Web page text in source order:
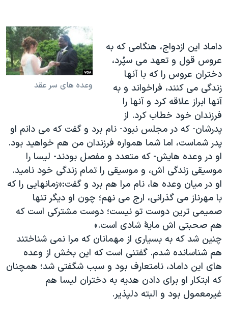
وعده های سر عقد
داماد این ازدواج، هنگامی که به
عروس قول و تعهد می سپُرد،
دختران عروس را که با آنها
زندگی می کنند، فراخواند و به
آنها ابراز علاقه کرد و آنها را
فرزندان خود خطاب کرد. از
پدرشان- که در مجلس نبود- نام برد و گفت که می دانم او
پدر شماست، اما شما همواره فرزندان من هم خواهید بود.
او در وعده هایش- که متعدد و مفصل بودند- لیسا را
موسیقی زندگی اش، و موسیقی را تمام زندگی خود نامید.
او در میان وعده ها، نام مرا هم برد و گفت:«زمانهایی را که
با مهرناز می گذرانی، ارج می نهم؛ چون او دیگر تنها
صمیمی ترین دوست تو نیست؛ دوست مشترکی است که
هم صحبتی اش مایۀ شادی است.»
چنین شد که به بسیاری از مهمانان که مرا نمی شناختند
هم شناسانده شدم. گفتنی است که این بخش از وعده
های این داماد، نامتعارف بود و سبب شگفتی شد؛ همچنان
که ابتکار او برای دادن هدیه به دختران لیسا هم
غیرمعمول بود و البته دلپذیر.